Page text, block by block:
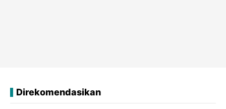
Direkomendasikan